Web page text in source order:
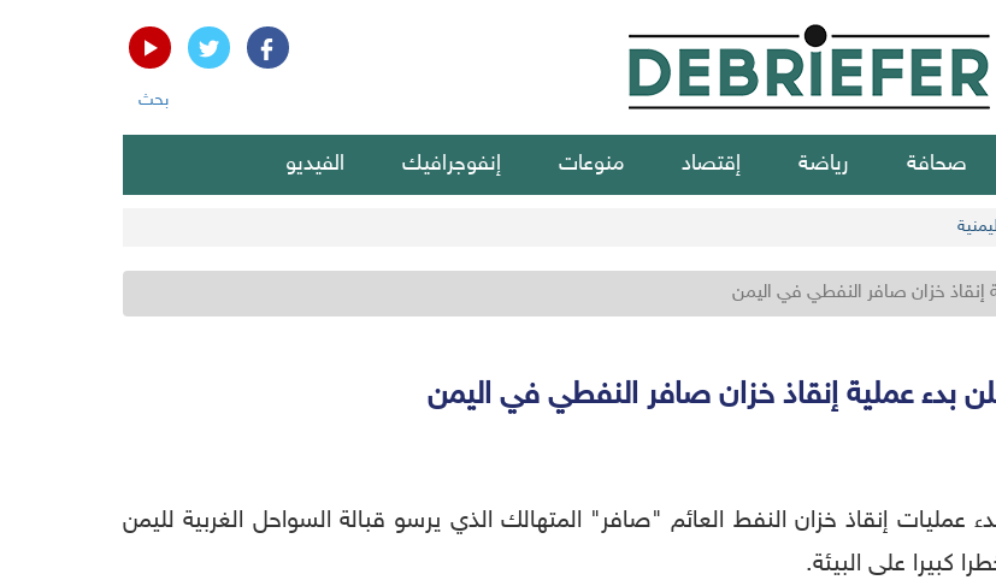
بحث
صحافة رياضة إقتصاد منوعات إنفوجرافيك الفيديو
إنقاذ خزان صافر النفطي في اليمن
بدء عملية إنقاذ خزان صافر النفطي في اليمن
عمليات إنقاذ خزان النفط العائم "صافر" المتهالك الذي يرسو قبالة السواحل الغربية لليمن
كبيرا على البيئة.